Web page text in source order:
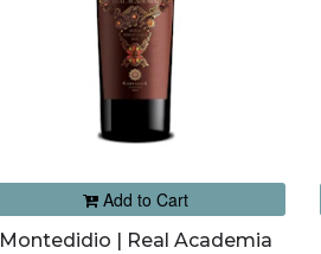
Add to Cart
Montedidio | Real Academia